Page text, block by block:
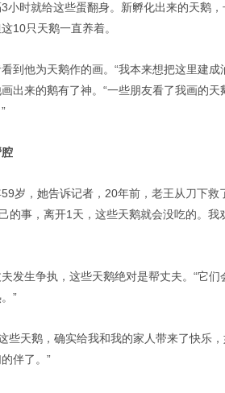
小时就给这些蛋翻身。新孵化出来的天鹅
10只天鹅一直养着。
到他为天鹅作的画。“我本来想把这里建
出来的鹅有了神。“一些朋友看了我画的
岁，她告诉记者，20年前，老王从刀下
的事，离开1天，这些天鹅就会没吃的。
发生争执，这些天鹅绝对是帮丈夫。“它
”
些天鹅，确实给我和我的家人带来了快乐
伴了。”